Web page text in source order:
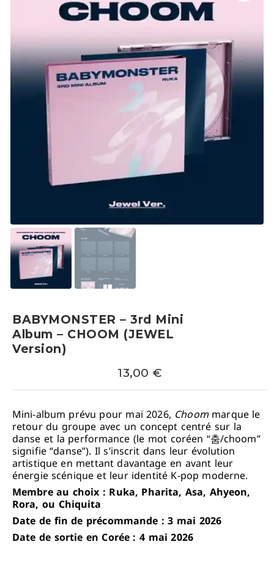
BABYMONSTER – 3rd Mini
Album – CHOOM (JEWEL
Version)
13,00 €
Mini-album prévu pour mai 2026, Choommarque le
retour du groupe avec un concept centré sur la
danse et la performance (le mot coréen “춤/choom”
signifie “danse”). Il s’inscrit dans leur évolution
artistique en mettant davantage en avant leur
énergie scénique et leur identité K-pop moderne.
Membre au choix : Ruka, Pharita, Asa, Ahyeon,
Rora, ou Chiquita
Date de fin de précommande : 3 mai 2026
Date de sortie en Corée : 4 mai 2026